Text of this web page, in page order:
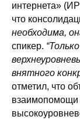
интернета»
что
необходима,
спикер.
внятного
отметил, что